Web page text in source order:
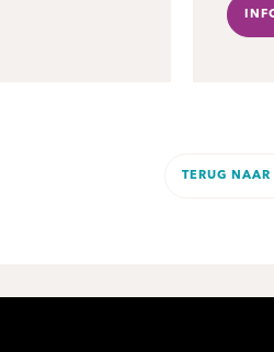
TERUG NAAR